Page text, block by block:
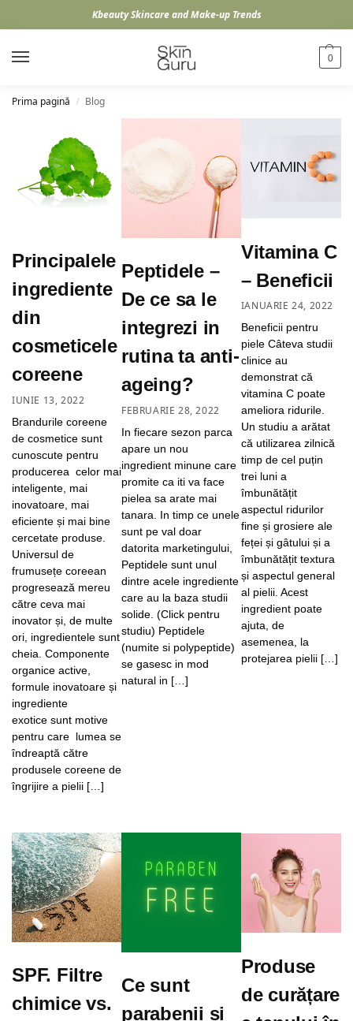
Kbeauty Skincare and Make-up Trends
0
Prima pagină / Blog
Principalele
ingrediente
din
cosmeticele
coreene
IUNIE 13, 2022
Brandurile coreene
de cosmetice sunt
cunoscute pentru
producerea celor mai
inteligente, mai
inovatoare, mai
eficiente și mai bine
cercetate produse.
Universul de
frumusețe coreean
progresează mereu
către ceva mai
inovator și, de multe
ori, ingredientele sunt
cheia. Componente
organice active,
formule inovatoare și
ingrediente
exotice sunt motive
pentru care lumea se
îndreaptă către
produsele coreene de
îngrijire a pielii […]
Peptidele –
De ce sa le
integrezi in
rutina ta anti-
ageing?
FEBRUARIE 28, 2022
In fiecare sezon parca
apare un nou
ingredient minune care
promite ca iti va face
pielea sa arate mai
tanara. In timp ce unele
sunt pe val doar
datorita marketingului,
Peptidele sunt unul
dintre acele ingrediente
care au la baza studii
solide. (Click pentru
studiu) Peptidele
(numite si polypeptide)
se gasesc in mod
natural in […]
Vitamina C
– Beneficii
IANUARIE 24, 2022
Beneficii pentru
piele Câteva studii
clinice au
demonstrat că
vitamina C poate
ameliora ridurile.
Un studiu a arătat
că utilizarea zilnică
timp de cel puțin
trei luni a
îmbunătățit
aspectul ridurilor
fine și grosiere ale
feței și gâtului și a
îmbunătățit textura
și aspectul general
al pielii. Acest
ingredient poate
ajuta, de
asemenea, la
protejarea pielii […]
SPF. Filtre
chimice vs.
Ce sunt
parabenii și
Produse
de curățare